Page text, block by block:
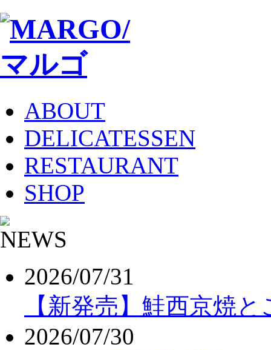
ABOUT
DELICATESSEN
RESTAURANT
SHOP
2026/07/31
【新発売】鮭西京焼
2026/07/30